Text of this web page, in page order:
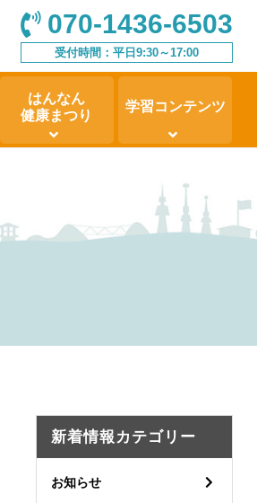
070-1436-6503
受付時間：平日9:30～17:00
はんなん
健康まつり
学習コンテンツ
新着情報カテゴリー
お知らせ